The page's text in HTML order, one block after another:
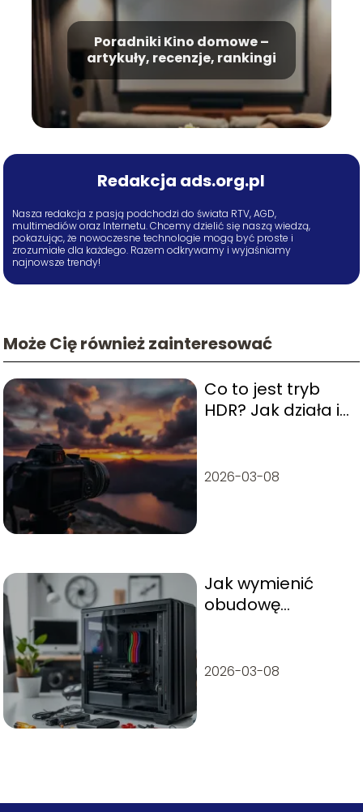
Poradniki Kino domowe –
artykuły, recenzje, rankingi
Redakcja ads.org.pl
Nasza redakcja z pasją podchodzi do świata RTV, AGD,
multimediów oraz Internetu. Chcemy dzielić się naszą wiedzą,
pokazując, że nowoczesne technologie mogą być proste i
zrozumiałe dla każdego. Razem odkrywamy i wyjaśniamy
najnowsze trendy!
Może Cię również zainteresować
Co to jest tryb
HDR? Jak działa i
2026-03-08
Jak wymienić
obudowę
przewodnik krok
2026-03-08